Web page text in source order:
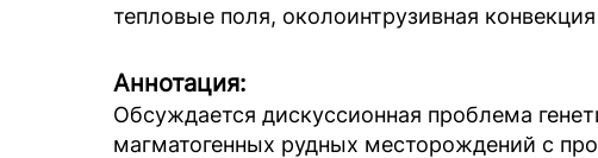
тепловые поля, околоинтрузивная
Аннотация:
Обсуждается дискуссионная проблема
магматогенных рудных месторождений с